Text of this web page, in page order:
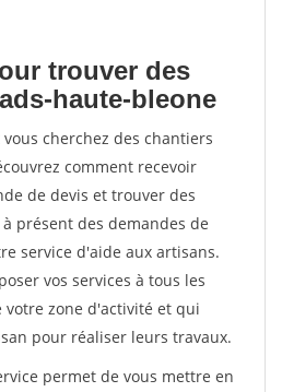
trouver des
haute-bleone
cherchez des chantiers
comment recevoir
de devis et trouver des
présent des demandes de
service d'aide aux artisans.
vos services à tous les
zone d'activité et qui
pour réaliser leurs travaux.
permet de vous mettre en